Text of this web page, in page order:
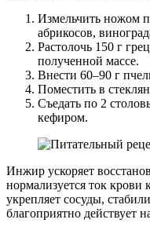
Измельчить ножом
абрикосов,
Растолочь 150 г
полученной массе.
Внести 60–90 г
Поместить в
Съедать по 2
кефиром.
Инжир ускоряет
нормализуется ток крови
укрепляет сосуды,
благоприятно действует